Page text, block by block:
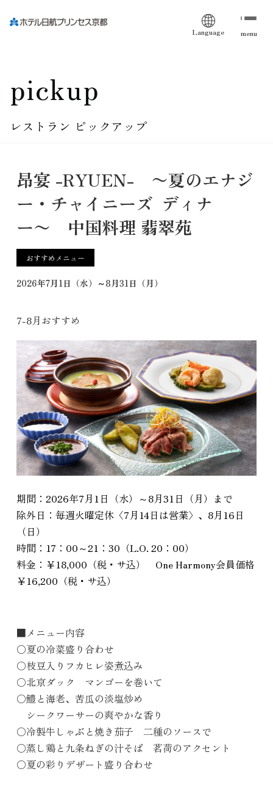
Language menu
pickup
レストラン ピックアップ
昂宴 -RYUEN- 〜夏のエナジ
ー・チャイニーズ ディナ
ー〜 中国料理 翡翠苑
おすすめメニュー
2026年7月1日（水）～8月31日（月）
7-8月おすすめ
期間：2026年7月1日（水）～8月31日（月）まで
除外日：毎週火曜定休〈7月14日は営業〉、8月16日
（日）
時間：17：00～21：30（L.O. 20：00）
料金：￥18,000（税・サ込） One Harmony会員価格
￥16,200（税・サ込）
■メニュー内容
○夏の冷菜盛り合わせ
○枝豆入りフカヒレ姿煮込み
○北京ダック マンゴーを巻いて
○鱧と海老、苦瓜の淡塩炒め
シークワーサーの爽やかな香り
○冷製牛しゃぶと焼き茄子 二種のソースで
○蒸し鶏と九条ねぎの汁そば 茗荷のアクセント
○夏の彩りデザート盛り合わせ